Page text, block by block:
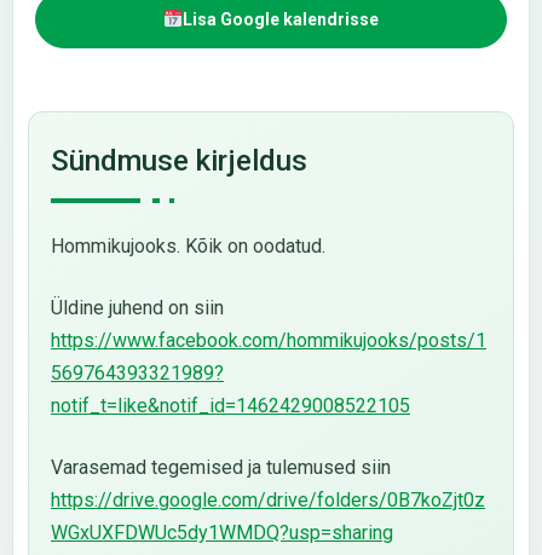
Lisa Google kalendrisse
Sündmuse kirjeldus
Hommikujooks. Kõik on oodatud.
Üldine juhend on siin
https://www.facebook.com/hommikujooks/posts/1
569764393321989?
notif_t=like&notif_id=1462429008522105
Varasemad tegemised ja tulemused siin
https://drive.google.com/drive/folders/0B7koZjt0z
WGxUXFDWUc5dy1WMDQ?usp=sharing